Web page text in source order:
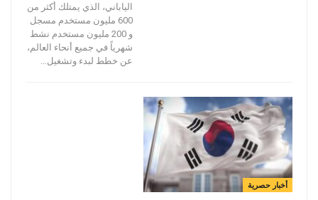
الياباني، الذي يمتلك أكثر من
600 مليون مستخدم مسجل
و 200 مليون مستخدم نشط
شهرياً في جميع أنحاء العالم،
عن خطط لبدء وتشغيل…
أخبار حصرية